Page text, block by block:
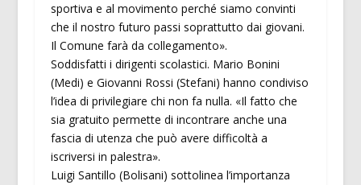
sportiva e al movimento perché siamo convinti
che il nostro futuro passi soprattutto dai giovani.
Il Comune farà da collegamento».
Soddisfatti i dirigenti scolastici. Mario Bonini
(Medi) e Giovanni Rossi (Stefani) hanno condiviso
l’idea di privilegiare chi non fa nulla. «Il fatto che
sia gratuito permette di incontrare anche una
fascia di utenza che può avere difficoltà a
iscriversi in palestra».
Luigi Santillo (Bolisani) sottolinea l’importanza